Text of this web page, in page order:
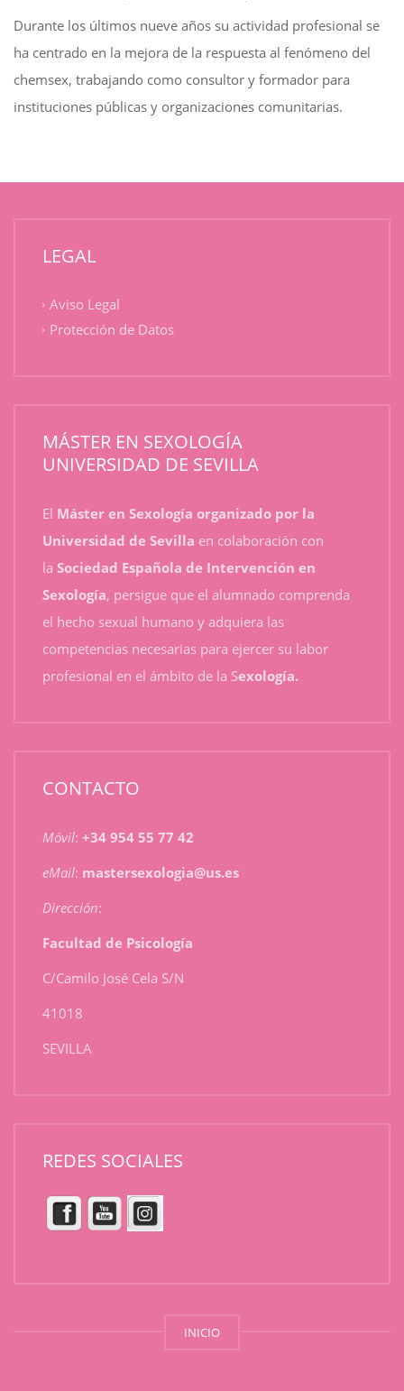
Durante los últimos nueve años su actividad profesional se
ha centrado en la mejora de la respuesta al fenómeno del
chemsex, trabajando como consultor y formador para
instituciones públicas y organizaciones comunitarias.
LEGAL
Aviso Legal
Protección de Datos
MÁSTER EN SEXOLOGÍA
UNIVERSIDAD DE SEVILLA
El Máster en Sexología organizado por la
Universidad de Sevilla en colaboración con
la Sociedad Española de Intervención en
Sexología, persigue que el alumnado comprenda
el hecho sexual humano y adquiera las
competencias necesarias para ejercer su labor
profesional en el ámbito de la Sexología.
CONTACTO
Móvil: +34 954 55 77 42
eMail: mastersexologia@us.es
Dirección:
Facultad de Psicología
C/Camilo José Cela S/N
41018
SEVILLA
REDES SOCIALES
INICIO